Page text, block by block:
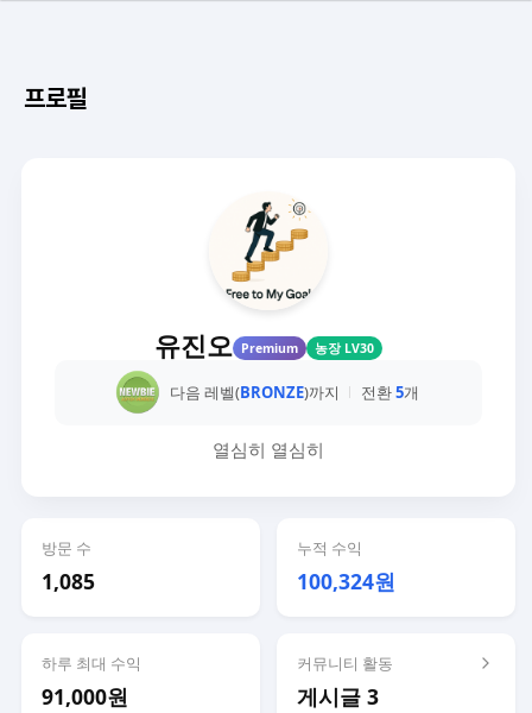
프로필
유진오 Premium 농장 LV30
다음 레벨(BRONZE)까지 전환5개
열심히 열심히
방문 수
1,085
누적 수익
100,324원
하루 최대 수익
91,000원
커뮤니티 활동
게시글 3